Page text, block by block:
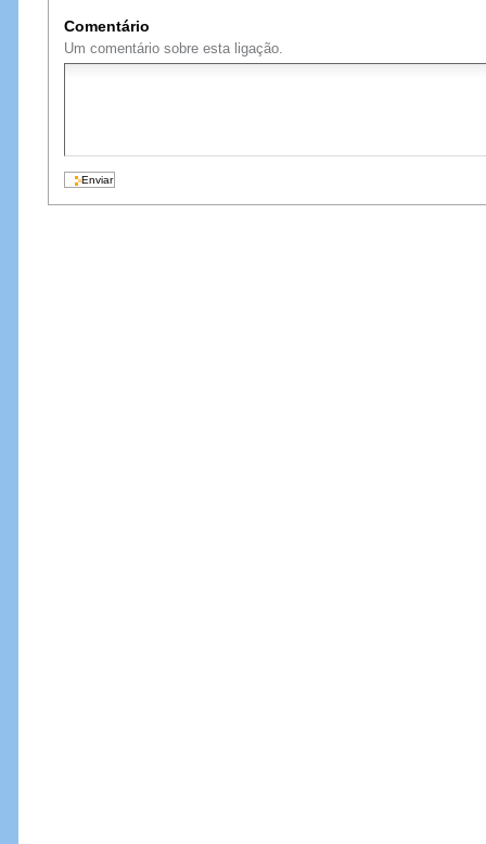
Comentário
Um comentário sobre esta ligação.